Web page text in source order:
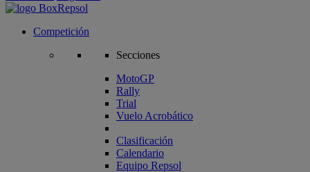
Competición
Secciones
MotoGP
Rally
Trial
Vuelo Acrobático
Clasificación
Calendario
Equipo Repsol